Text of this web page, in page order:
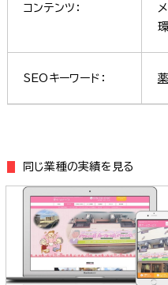
コンテンツ：
SEOキーワード：
同じ業種の実績を見る
株式会社愛ホームサービス 様